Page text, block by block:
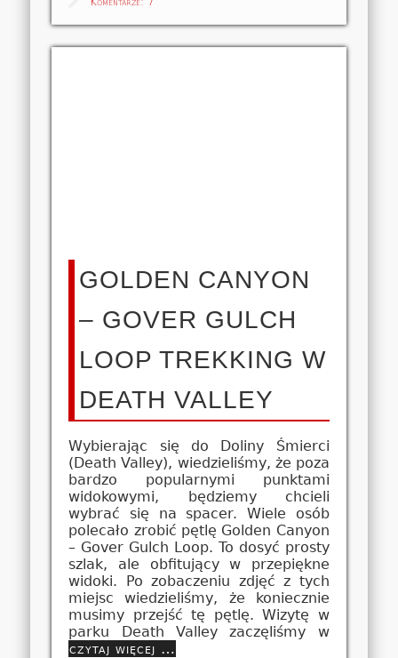
GOLDEN CANYON
– GOVER GULCH
LOOP TREKKING W
DEATH VALLEY
Wybierając się do Doliny Śmierci
(Death Valley), wiedzieliśmy, że poza
bardzo popularnymi punktami
widokowymi, będziemy chcieli
wybrać się na spacer. Wiele osób
polecało zrobić pętlę Golden Canyon
– Gover Gulch Loop. To dosyć prosty
szlak, ale obfitujący w przepiękne
widoki. Po zobaczeniu zdjęć z tych
miejsc wiedzieliśmy, że koniecznie
musimy przejść tę pętlę. Wizytę w
parku Death Valley zaczęliśmy w
czytaj więcej …